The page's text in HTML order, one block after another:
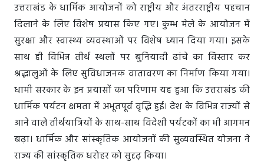
उत्तराखंड के धार्मिक आयोजनों को राष्ट्रीय और अंतरराष्ट्रीय पहचान
दिलाने के लिए विशेष प्रयास किए गए। कुम्भ मेले के आयोजन में
सुरक्षा और स्वास्थ्य व्यवस्थाओं पर विशेष ध्यान दिया गया। इसके
साथ ही विभिन्न तीर्थ स्थलों पर बुनियादी ढांचे का विस्तार कर
श्रद्धालुओं के लिए सुविधाजनक वातावरण का निर्माण किया गया।
धामी सरकार के इन प्रयासों का परिणाम यह हुआ कि उत्तराखंड की
धार्मिक पर्यटन क्षमता में अभूतपूर्व वृद्धि हुई। देश के विभिन्न राज्यों से
आने वाले तीर्थयात्रियों के साथ-साथ विदेशी पर्यटकों का भी आगमन
बढ़ा। धार्मिक और सांस्कृतिक आयोजनों की सुव्यवस्थित योजना ने
राज्य की सांस्कृतिक धरोहर को सुदृढ़ किया।